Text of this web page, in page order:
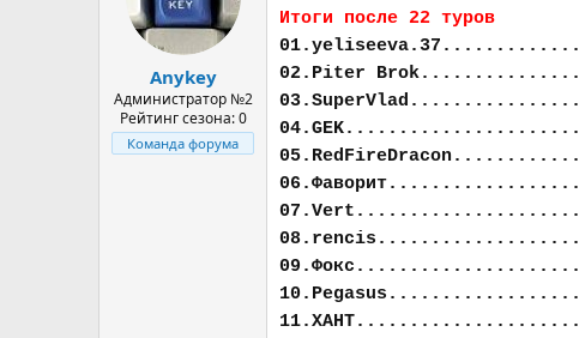
Anykey
Администратор №2
Рейтинг сезона: 0
Команда форума
Итоги после 22 туров
01.yeliseeva.37.............
02.Piter Brok...............
03.SuperVlad................
04.GEK......................
05.RedFireDracon............
06.Фаворит..................
07.Vert.....................
08.rencis...................
09.Фокс.....................
10.Pegasus..................
11.ХАНТ.....................